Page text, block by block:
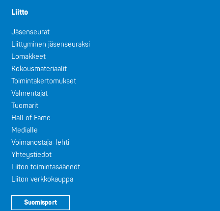
Liitto
Jäsenseurat
Liittyminen jäsenseuraksi
Lomakkeet
Kokousmateriaalit
Toimintakertomukset
Valmentajat
Tuomarit
Hall of Fame
Medialle
Voimanostaja-lehti
Yhteystiedot
Liiton toimintasäännöt
Liiton verkkokauppa
Suomisport